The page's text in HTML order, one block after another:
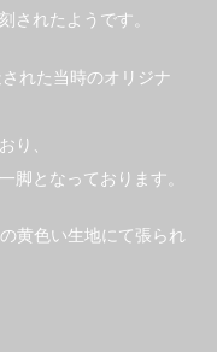
されたようです。
れた当時のオリジナ
り、
脚となっております。
黄色い生地にて張られ